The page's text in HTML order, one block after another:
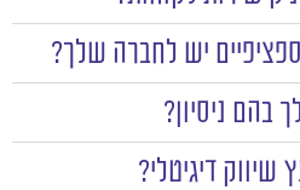
יש לחברה שלך?
בהם ניסיון?
שיווק דיגיטלי?